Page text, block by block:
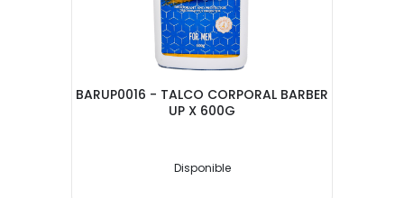
BARUP0016 - TALCO CORPORAL BARBER
UP X 600G
Disponible